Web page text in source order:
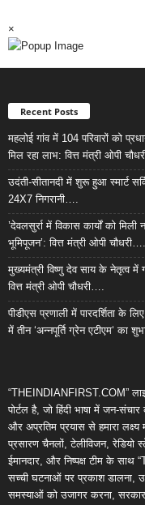
×
Recent Posts
महलोई गांव में 104 परिवारों को
मिल रहा लाभ: वित्त मंत्री ओपी
उदंती-सीतानदी में शुरू हुआ स्मार्ट
24X7 निगरानी….
’देवलसुर्रा में विकास कार्यों को
भूमिपूजन’: वित्त मंत्री ओपी चौधरी….
मुख्यमंत्री विष्णु देव साय के नेतृत्व में
वित्त मंत्री ओपी चौधरी….
पीडीएस प्रणाली में पारदर्शिता के
में तीन ‘अन्नपूर्ति ग्रेन एटीएम‘ का
“THEINDIANFIRST.COM”
पोर्टल है, जो हिंदी भाषा में जन-
और अप्रतिम प्रयास से हमारा लक्ष्य
प्रसारण चैनलों, टेलीविजन, रेडियो
ईमानदार, और निष्पक्ष टीम के साथ
सच्ची घटनाओं पर प्रकाश डालना,
समस्याओं को उजागर करना,